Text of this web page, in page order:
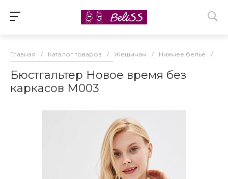
Главная / Каталог товаров / Жещинам / Нижнее бельё /
Бюстгальтер Новое время без
каркасов М003